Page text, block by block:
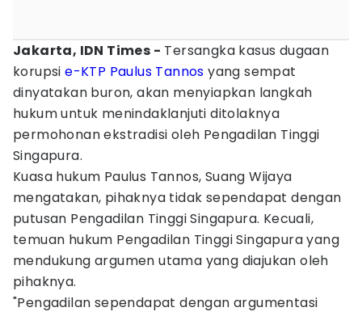
Jakarta, IDN Times - Tersangka kasus dugaan
korupsie-KTP Paulus Tannos yang sempat
dinyatakan buron, akan menyiapkan langkah
hukum untuk menindaklanjuti ditolaknya
permohonan ekstradisi oleh Pengadilan Tinggi
Singapura.
Kuasa hukum Paulus Tannos, Suang Wijaya
mengatakan, pihaknya tidak sependapat dengan
putusan Pengadilan Tinggi Singapura. Kecuali,
temuan hukum Pengadilan Tinggi Singapura yang
mendukung argumen utama yang diajukan oleh
pihaknya.
"Pengadilan sependapat dengan argumentasi